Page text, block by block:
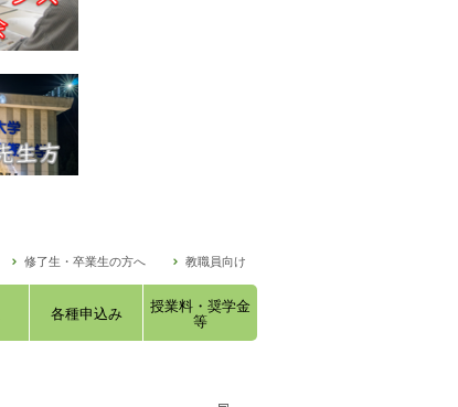
修了生・卒業生の方へ 教職員向け
各種申込み
授業料・奨学金
等